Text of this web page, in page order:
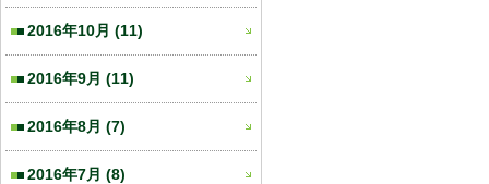
2016年10月 (11)
2016年9月 (11)
2016年8月 (7)
2016年7月 (8)